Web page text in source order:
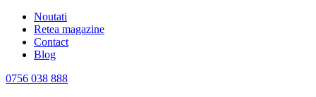
Noutati
Retea magazine
Contact
Blog
0756 038 888